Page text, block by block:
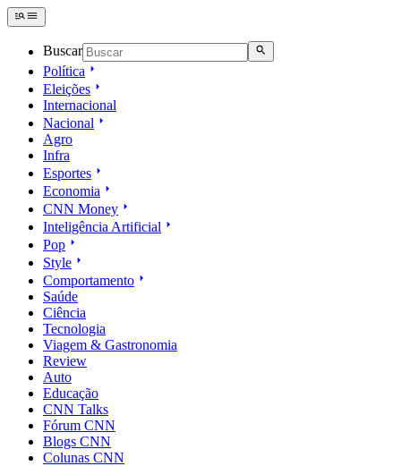
Buscar
Política
Eleições
Internacional
Nacional
Agro
Infra
Esportes
Economia
CNN Money
Inteligência Artificial
Pop
Style
Comportamento
Saúde
Ciência
Tecnologia
Viagem & Gastronomia
Review
Auto
Educação
CNN Talks
Fórum CNN
Blogs CNN
Colunas CNN